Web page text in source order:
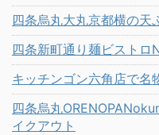
四条烏丸大丸京都横の天
四条新町通り麺ビスト
キッチンゴン六角店で名
四条烏丸
イクアウト